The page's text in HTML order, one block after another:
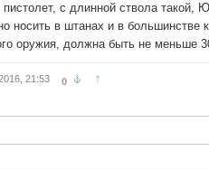
с длинной ствола такой,
носить в штанах и в большинстве
оружия, должна быть не меньше
21:53 0 ↑